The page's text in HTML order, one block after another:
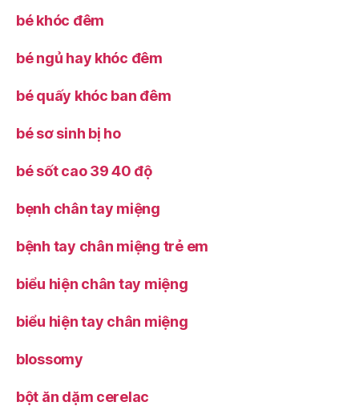
bé khóc đêm
bé ngủ hay khóc đêm
bé quấy khóc ban đêm
bé sơ sinh bị ho
bé sốt cao 39 40 độ
bẹnh chân tay miệng
bệnh tay chân miệng trẻ em
biểu hiện chân tay miệng
biểu hiện tay chân miệng
blossomy
bột ăn dặm cerelac